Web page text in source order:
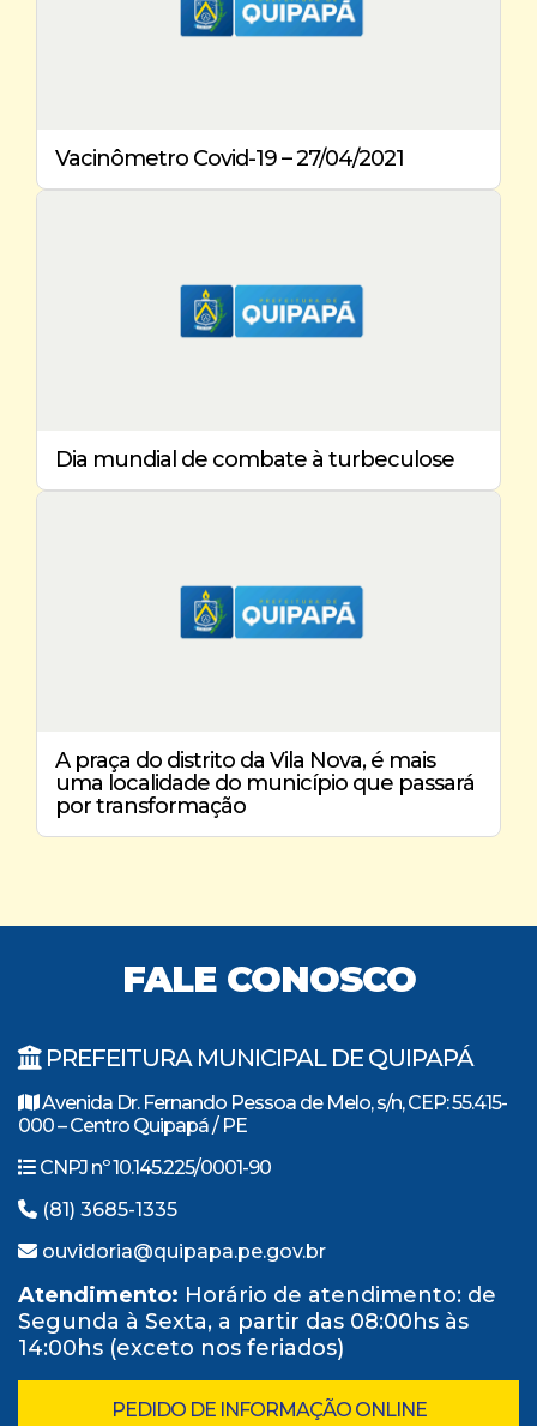
Vacinômetro Covid-19 – 27/04/2021
Dia mundial de combate à turbeculose
A praça do distrito da Vila Nova, é mais
uma localidade do município que passará
por transformação
FALE CONOSCO
PREFEITURA MUNICIPAL DE QUIPAPÁ
Avenida Dr. Fernando Pessoa de Melo, s/n, CEP: 55.415-
000 – Centro Quipapá / PE
CNPJ nº 10.145.225/0001-90
(81) 3685-1335
ouvidoria@quipapa.pe.gov.br
Atendimento: Horário de atendimento: de
Segunda à Sexta, a partir das 08:00hs às
14:00hs (exceto nos feriados)
PEDIDO DE INFORMAÇÃO ONLINE